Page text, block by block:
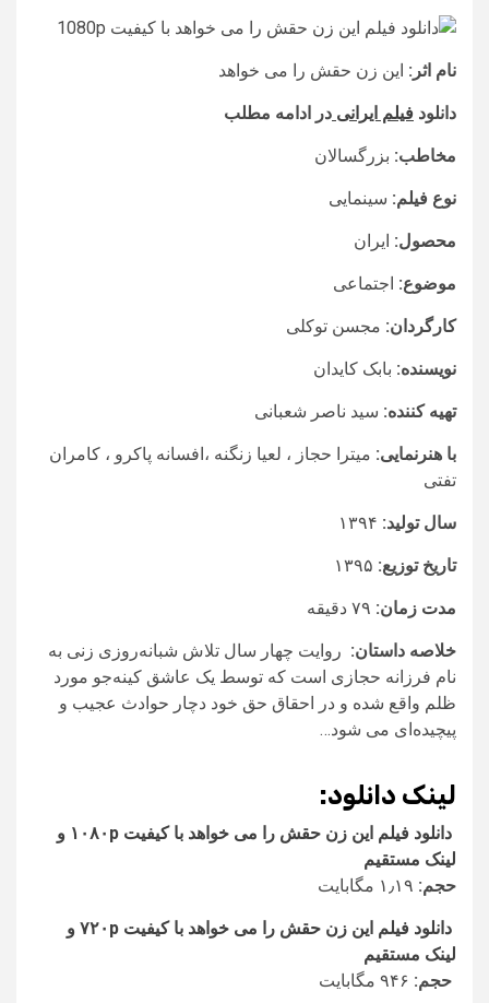
نام اثر: این زن حقش را می خواهد
دانلود فیلم ایرانی در ادامه مطلب
مخاطب: بزرگسالان
نوع فیلم: سینمایی
محصول: ایران
موضوع: اجتماعی
کارگردان: مجسن توکلی
نویسنده: بابک کایدان
تهیه کننده: سید ناصر شعبانی
با هنرنمایی: میترا حجاز ، لعیا زنگنه ،افسانه پاکرو ، کامران
تفتی
سال تولید:
تاریخ توزیع:
مدت زمان:
خلاصه داستان: روایت چهار سال تلاش شبانه‌روزی زنی به
نام فرزانه حجازی است که توسط یک عاشق کینه‌جو مورد
ظلم واقع شده و در احقاق حق خود دچار حوادث عجیب و
پیچیده‌ای می شود…
لینک دانلود:
دانلود فیلم این زن حقش را می خواهد با کیفیت ۱۰۸۰p و
لینک مستقیم
حجم: ۱٫۱۹ مگابایت
دانلود فیلم این زن حقش را می خواهد با کیفیت ۷۲۰p و
لینک مستقیم
حجم: ۹۴۶ مگابایت